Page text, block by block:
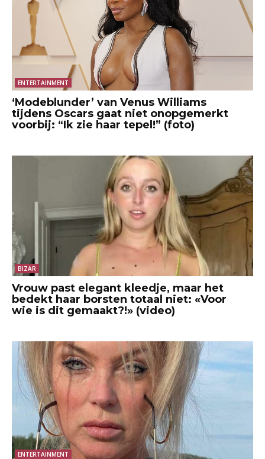
ENTERTAINMENT
‘Modeblunder’ van Venus Williams
tijdens Oscars gaat niet onopgemerkt
voorbij: “Ik zie haar tepel!” (foto)
BIZAR
Vrouw past elegant kleedje, maar het
bedekt haar borsten totaal niet: «Voor
wie is dit gemaakt?!» (video)
ENTERTAINMENT